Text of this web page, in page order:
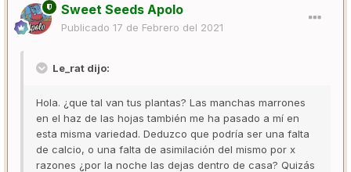
Sweet Seeds Apolo
Publicado 17 de Febrero del 2021
Le_rat dijo:
Hola. ¿que tal van tus plantas? Las manchas marrones
en el haz de las hojas también me ha pasado a mí en
esta misma variedad. Deduzco que podría ser una falta
de calcio, o una falta de asimilación del mismo por x
razones ¿por la noche las dejas dentro de casa? Quizás